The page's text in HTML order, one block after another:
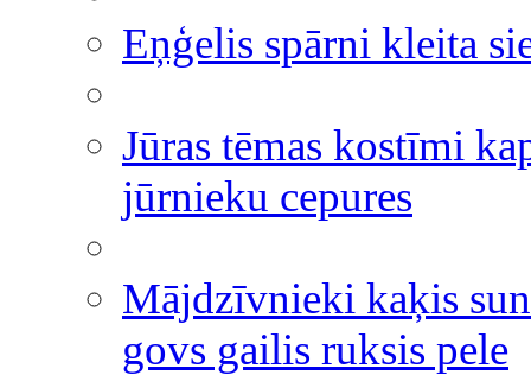
Eņģelis spārni kleita
Jūras tēmas kostīmi
jūrnieku cepures
Mājdzīvnieki kaķis
govs gailis ruksis pele